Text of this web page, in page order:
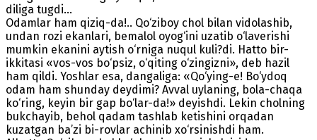
diliga tugdi...
Odamlar ham qiziq-da!.. Qo‘ziboy chol bilan vidolashib,
undan rozi ekanlari, bemalol oyog‘ini uzatib o‘laverishi
mumkin ekanini aytish o‘rniga nuqul kuli?di. Hatto bir-
ikkitasi «vos-vos bo‘psiz, o‘qiting o‘zingizni», deb hazil
ham qildi. Yoshlar esa, dangaliga: «Qo‘ying-e! Bo‘ydoq
odam ham shunday deydimi? Avval uylaning, bola-chaqa
ko‘ring, keyin bir gap bo‘lar-da!» deyishdi. Lekin cholning
bukchayib, behol qadam tashlab ketishini orqadan
kuzatgan ba’zi bi-rovlar achinib xo‘rsinishdi ham.